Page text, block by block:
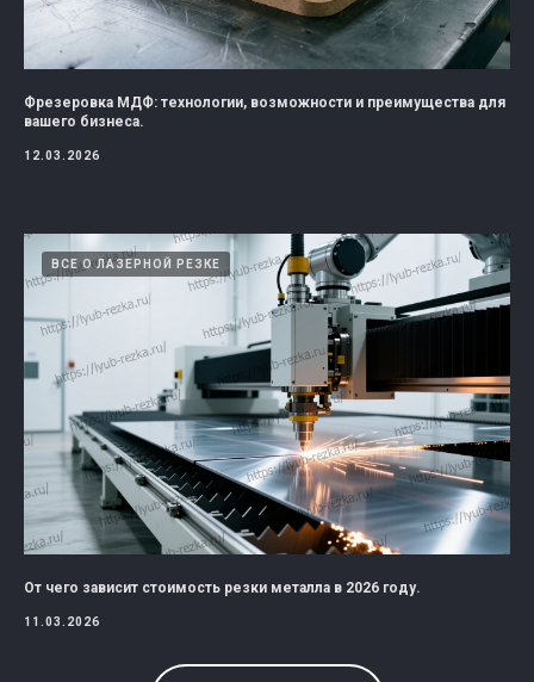
Фрезеровка МДФ: технологии, возможности и преимущества для
вашего бизнеса.
12.03.2026
ВСЕ О ЛАЗЕРНОЙ РЕЗКЕ
От чего зависит стоимость резки металла в 2026 году.
11.03.2026